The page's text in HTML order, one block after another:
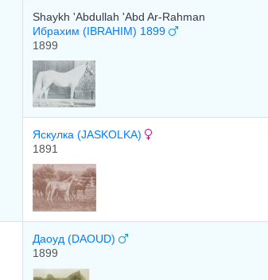
Shaykh 'Abdullah 'Abd Ar-Rahman
Ибрахим (IBRAHIM) 1899
1899
Яскулка (JASKOLKA)
1891
Даоуд (DAOUD)
1899